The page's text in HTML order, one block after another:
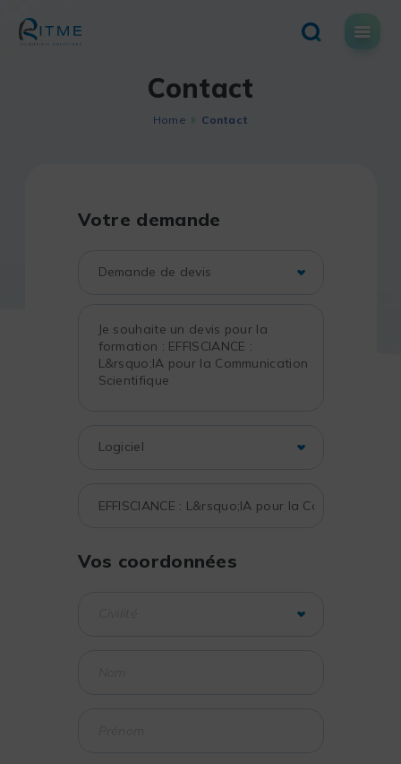
content
Contact
Home Contact
Votre demande
Vos coordonnées